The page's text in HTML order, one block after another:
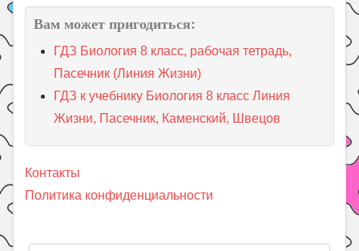
Вам может пригодиться:
ГДЗ Биология 8 класс, рабочая тетрадь,
Пасечник (Линия Жизни)
ГДЗ к учебнику Биология 8 класс Линия
Жизни, Пасечник, Каменский, Швецов
Контакты
Политика конфиденциальности